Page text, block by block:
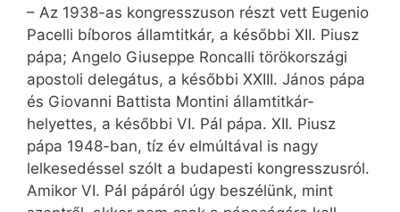
– Az 1938-as kongresszuson részt vett Eugenio
Pacelli bíboros államtitkár, a későbbi XII. Piusz
pápa; Angelo Giuseppe Roncalli törökországi
apostoli delegátus, a későbbi XXIII. János pápa
és Giovanni Battista Montini államtitkár-
helyettes, a későbbi VI. Pál pápa. XII. Piusz
pápa 1948-ban, tíz év elmúltával is nagy
lelkesedéssel szólt a budapesti kongresszusról.
Amikor VI. Pál pápáról úgy beszélünk, mint